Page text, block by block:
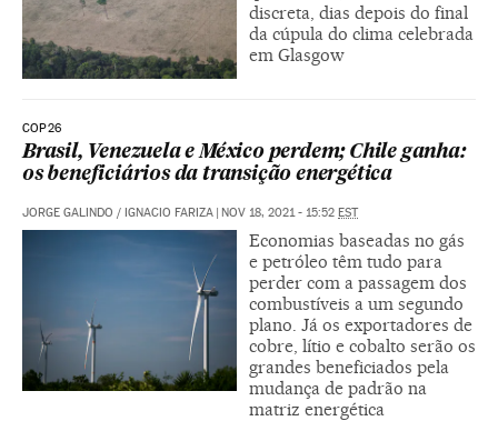
discreta, dias depois do final
da cúpula do clima celebrada
em Glasgow
COP26
Brasil, Venezuela e México perdem; Chile ganha:
os beneficiários da transição energética
JORGE GALINDO / IGNACIO FARIZA | NOV 18, 2021 - 15:52 EST
Economias baseadas no gás
e petróleo têm tudo para
perder com a passagem dos
combustíveis a um segundo
plano. Já os exportadores de
cobre, lítio e cobalto serão os
grandes beneficiados pela
mudança de padrão na
matriz energética